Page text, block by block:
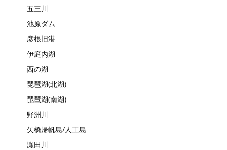
五三川
池原ダム
彦根旧港
伊庭内湖
西の湖
琵琶湖(北湖)
琵琶湖(南湖)
野洲川
矢橋帰帆島/人工島
瀬田川